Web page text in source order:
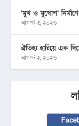
‘মুখ ও মুখোশ’
আগস্ট ৩, ২০২৬
ঐতিহ্য হারিয়ে এক
আগস্ট ২, ২০২৬